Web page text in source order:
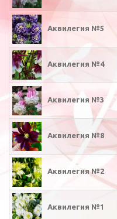
Аквилегия №5
Аквилегия №4
Аквилегия №3
Аквилегия №8
Аквилегия №2
Аквилегия №1